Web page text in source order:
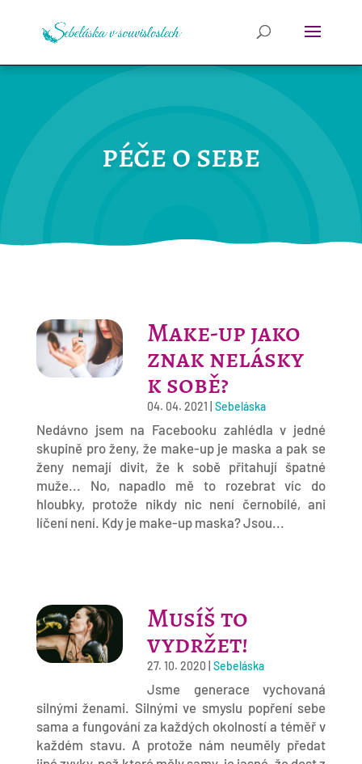
péče o sebe
Make-up jako
znak nelásky
k sobě?
04. 04. 2021 |Sebeláska
Nedávno jsem na Facebooku zahlédla v jedné
skupině pro ženy, že make-up je maska a pak se
ženy nemají divit, že k sobě přitahují špatné
muže... No, napadlo mě to rozebrat víc do
hloubky, protože nikdy nic není černobílé, ani
líčení není. Kdy je make-up maska? Jsou...
Musíš to
vydržet!
27. 10. 2020 |Sebeláska
Jsme generace vychovaná
silnými ženami. Silnými ve smyslu popření sebe
sama a fungování za každých okolností a téměř v
každém stavu. A protože nám neuměly předat